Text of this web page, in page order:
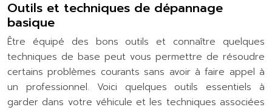
Outils et techniques de dépannage
basique
Être équipé des bons outils et connaître quelques
techniques de base peut vous permettre de résoudre
certains problèmes courants sans avoir à faire appel à
un professionnel. Voici quelques outils essentiels à
garder dans votre véhicule et les techniques associées